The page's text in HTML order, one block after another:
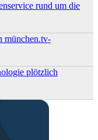
rund um die
münchen.tv-
plötzlich